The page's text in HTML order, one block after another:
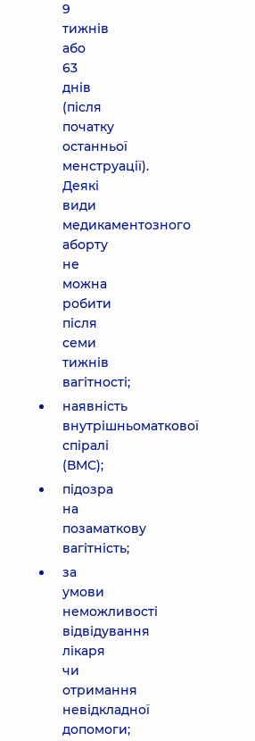
9
тижнів
або
63
днів
(після
початку
останньої
менструації).
Деякі
види
медикаментозного
аборту
не
можна
робити
після
семи
тижнів
вагітності;
наявність
внутрішньоматкової
спіралі
(ВМС);
підозра
на
позаматкову
вагітність;
за
умови
неможливості
відвідування
лікаря
чи
отримання
невідкладної
допомоги;